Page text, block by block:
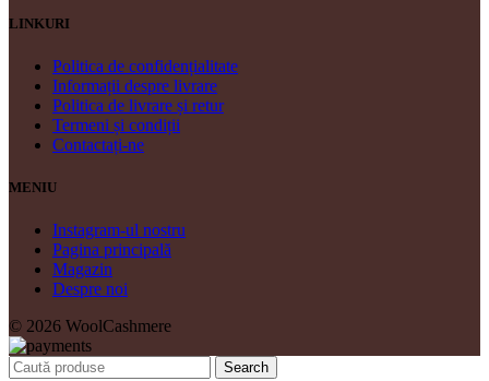
LINKURI
Politica de confidențialitate
Informații despre livrare
Politica de livrare și retur
Termeni și condiții
Contactați-ne
MENIU
Instagram-ul nostru
Pagina principală
Magazin
Despre noi
© 2026 WoolCashmere
Search